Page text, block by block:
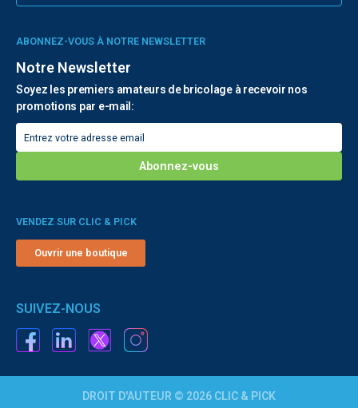
ABONNEZ-VOUS À NOTRE NEWSLETTER
Notre Newsletter
Soyez les premiers amateurs de bricolage à recevoir nos
promotions par e-mail:
VENDEZ SUR CLIC & PICK
Ouvrir une boutique
SUIVEZ-NOUS
DROIT D'AUTEUR © 2026 CLIC & PICK